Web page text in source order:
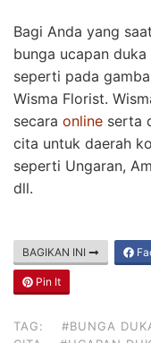
Bagi Anda yang
bunga ucapan
seperti pada
Wisma Florist.
secara online serta
cita untuk daerah
seperti Ungaran,
dll.
BAGIKAN INI
Pin It
TAG: #BUNGA